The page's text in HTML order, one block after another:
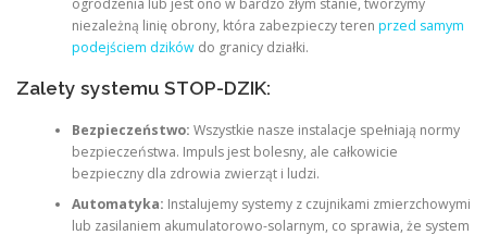
ogrodzenia lub jest ono w bardzo złym stanie, tworzymy
niezależną linię obrony, która zabezpieczy teren przed samym
podejściem dzikówdo granicy działki.
Zalety systemu STOP-DZIK:
Bezpieczeństwo: Wszystkie nasze instalacje spełniają normy
bezpieczeństwa. Impuls jest bolesny, ale całkowicie
bezpieczny dla zdrowia zwierząt i ludzi.
Automatyka: Instalujemy systemy z czujnikami zmierzchowymi
lub zasilaniem akumulatorowo-solarnym, co sprawia, że system